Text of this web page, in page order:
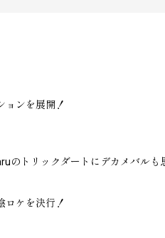
ョンを展開！
のトリックダートにデカメバルも
ロケを決行！